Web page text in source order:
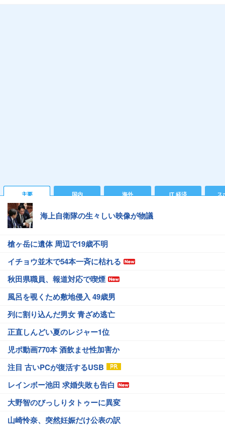
主要 国内 海外 IT 経済 ス
海上自衛隊の生々しい映像が物議
槍ヶ岳に遺体 周辺で19歳不明
イチョウ並木で54本一斉に枯れる
秋田県職員、報道対応で喫煙
風呂を覗くため敷地侵入 49歳男
列に割り込んだ男女 青ざめ逃亡
正直しんどい夏のレジャー1位
児ポ動画770本 酒飲ませ性加害か
注目 古いPCが復活するUSB
レインボー池田 求婚失敗も告白
大野智のびっしりタトゥーに異変
山崎怜奈、突然妊娠だけ公表の訳